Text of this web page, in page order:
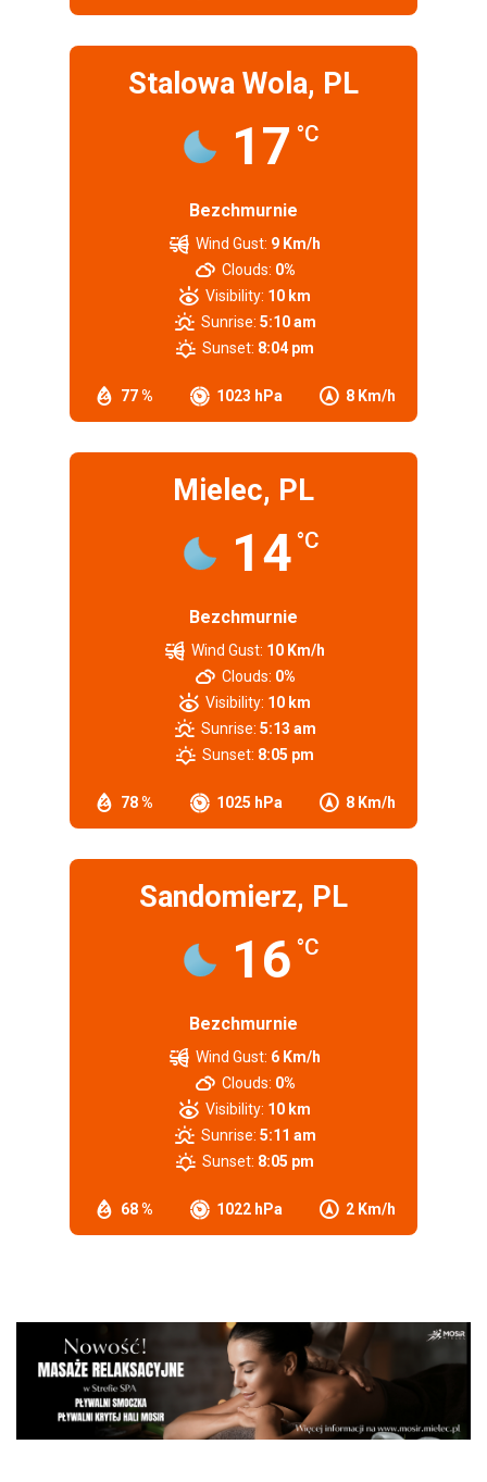
Stalowa Wola, PL
17 °C
Bezchmurnie
77 % 1023 hPa 8 Km/h
Wind Gust: 9 Km/h
Clouds: 0%
Visibility: 10 km
Sunrise: 5:10 am
Sunset: 8:04 pm
Mielec, PL
14 °C
Bezchmurnie
78 % 1025 hPa 8 Km/h
Wind Gust: 10 Km/h
Clouds: 0%
Visibility: 10 km
Sunrise: 5:13 am
Sunset: 8:05 pm
Sandomierz, PL
16 °C
Bezchmurnie
68 % 1022 hPa 2 Km/h
Wind Gust: 6 Km/h
Clouds: 0%
Visibility: 10 km
Sunrise: 5:11 am
Sunset: 8:05 pm